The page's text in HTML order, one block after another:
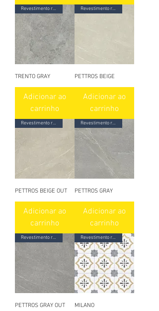
Revestimento ret. acetinado
TRENTO GRAY
Adicionar ao
carrinho
Revestimento ret. acetinado
PETTROS BEIGE
Adicionar ao
carrinho
Revestimento ret. granilhado
PETTROS BEIGE OUT
Adicionar ao
carrinho
Revestimento ret. acetinado
PETTROS GRAY
Adicionar ao
carrinho
Revestimento ret. granilhado
PETTROS GRAY OUT
Revestimento ret. acetinado
MILANO